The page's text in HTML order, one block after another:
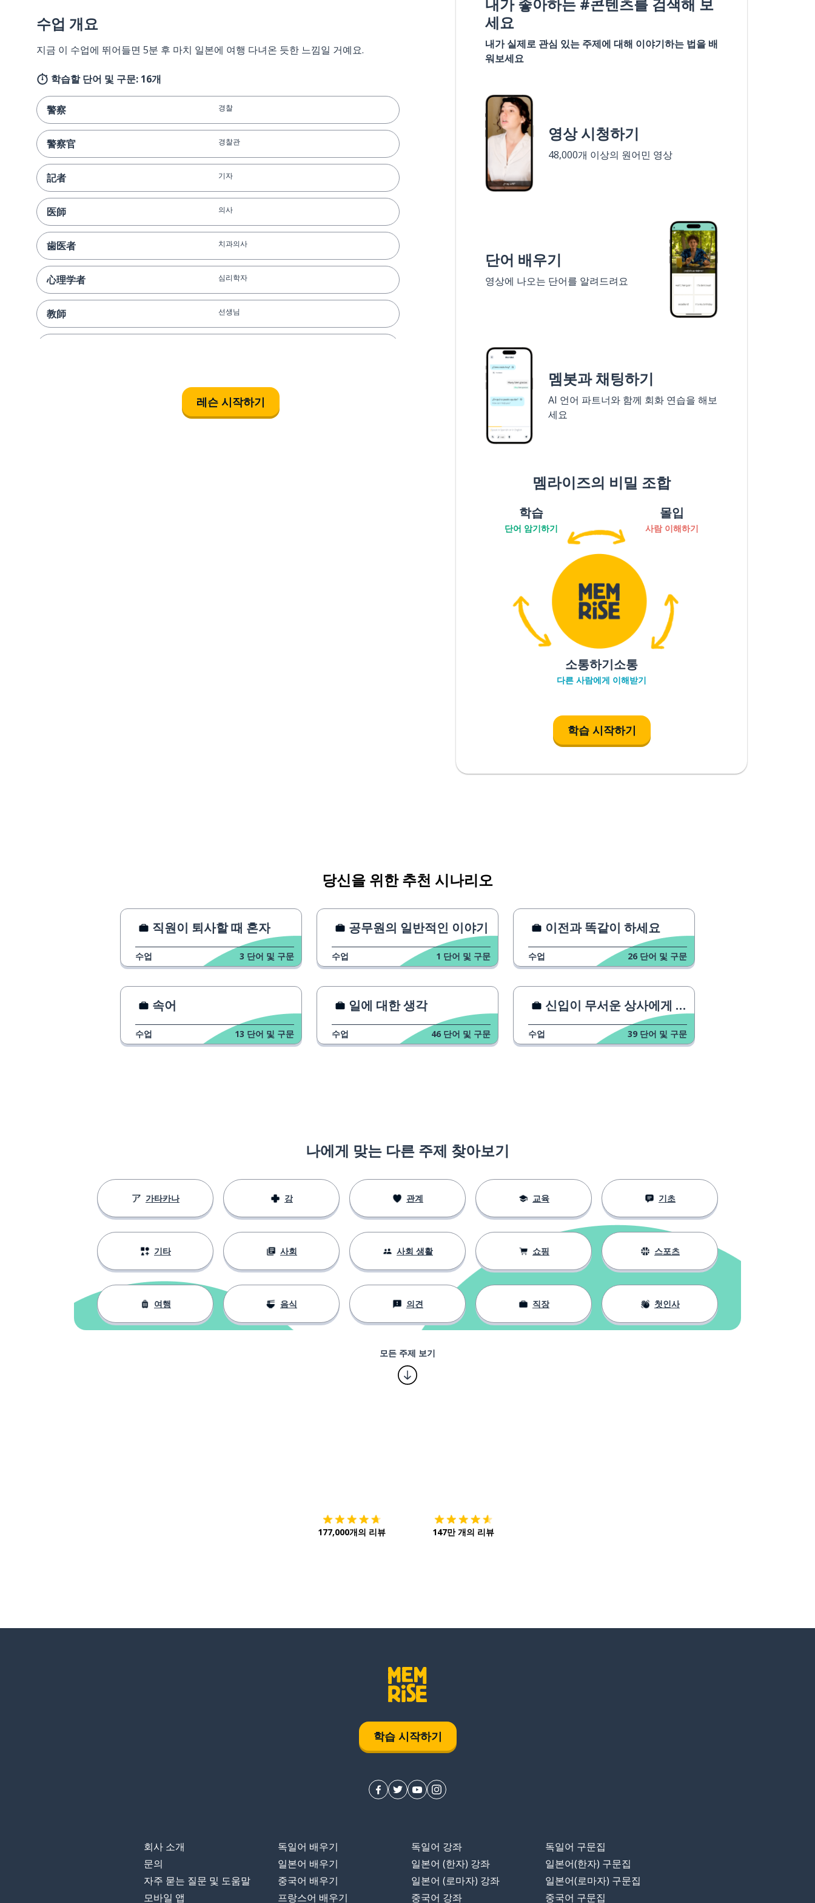
수업 개요
지금 이 수업에 뛰어들면 5분 후 마치 일본에 여행 다녀온 듯한 느낌일 거예요.
학습할 단어 및 구문: 16개
警察 경찰
警察官 경찰관
記者 기자
医師 의사
歯医者 치과의사
心理学者 심리학자
教師 선생님
레슨 시작하기
세요
내가 실제로 관심 있는 주제에 대해 이야기하는 법을 배
워보세요
영상 시청하기
48,000개 이상의 원어민 영상
단어 배우기
영상에 나오는 단어를 알려드려요
멤봇과 채팅하기
AI 언어 파트너와 함께 회화 연습을 해보
세요
멤라이즈의 비밀 조합
학습
단어 암기하기
몰입
사람 이해하기
소통하기소통
다른 사람에게 이해받기
학습 시작하기
당신을 위한 추천 시나리오
직원이 퇴사할 때 혼자
수업 3 단어 및 구문
공무원의 일반적인 이야기
수업 1 단어 및 구문
이전과 똑같이 하세요
수업 26 단어 및 구문
속어
수업 13 단어 및 구문
일에 대한 생각
수업 46 단어 및 구문
신입이 무서운 상사에게 맞았다
수업 39 단어 및 구문
나에게 맞는 다른 주제 찾아보기
가타카나 강 관계 교육 기초
기타 사회 사회 생활 쇼핑 스포츠
여행 음식 의견 직장 첫인사
모든 주제 보기
177,000개의 리뷰 147만 개의 리뷰
학습 시작하기
회사 소개
문의
자주 묻는 질문 및 도움말
모바일 앱
독일어 배우기
일본어 배우기
중국어 배우기
프랑스어 배우기
독일어 강좌
일본어 (한자) 강좌
일본어 (로마자) 강좌
중국어 강좌
독일어 구문집
일본어(한자) 구문집
일본어(로마자) 구문집
중국어 구문집